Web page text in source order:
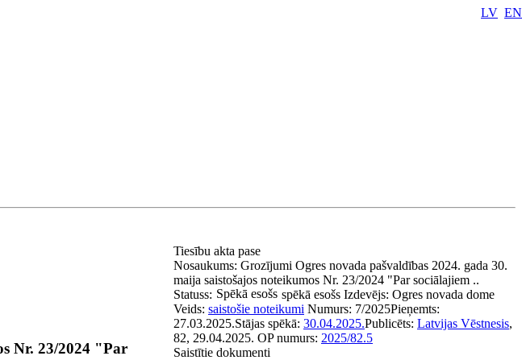
LV EN
Nr. 23/2024 "Par
Tiesību akta pase
Nosaukums: Grozījumi Ogres novada pašvaldības 2024. gada 30.
maija saistošajos noteikumos Nr. 23/2024 "Par sociālajiem ..
Statuss: Spēkā esošs spēkā esošs Izdevējs: Ogres novada dome
Veids: saistošie noteikumi Numurs: 7/2025Pieņemts:
27.03.2025.Stājas spēkā: 30.04.2025.Publicēts: Latvijas Vēstnesis,
82, 29.04.2025. OP numurs: 2025/82.5
Saistītie dokumenti